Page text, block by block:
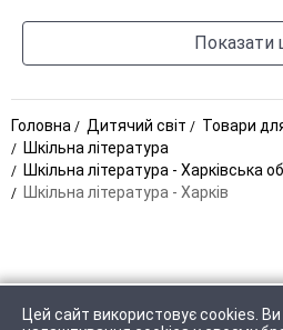
Показати
Головна Дитячий світ
Товари
Шкільна література
Шкільна література - Харківська
Шкільна література - Харків
Цей сайт використовує cookies.
ЗАТЕЛЕФОНУВАТИ